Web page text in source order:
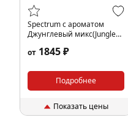
Spectrum с ароматом
Джунглевый микс(Jungle
от 1845 ₽
Подробнее
Показать цены